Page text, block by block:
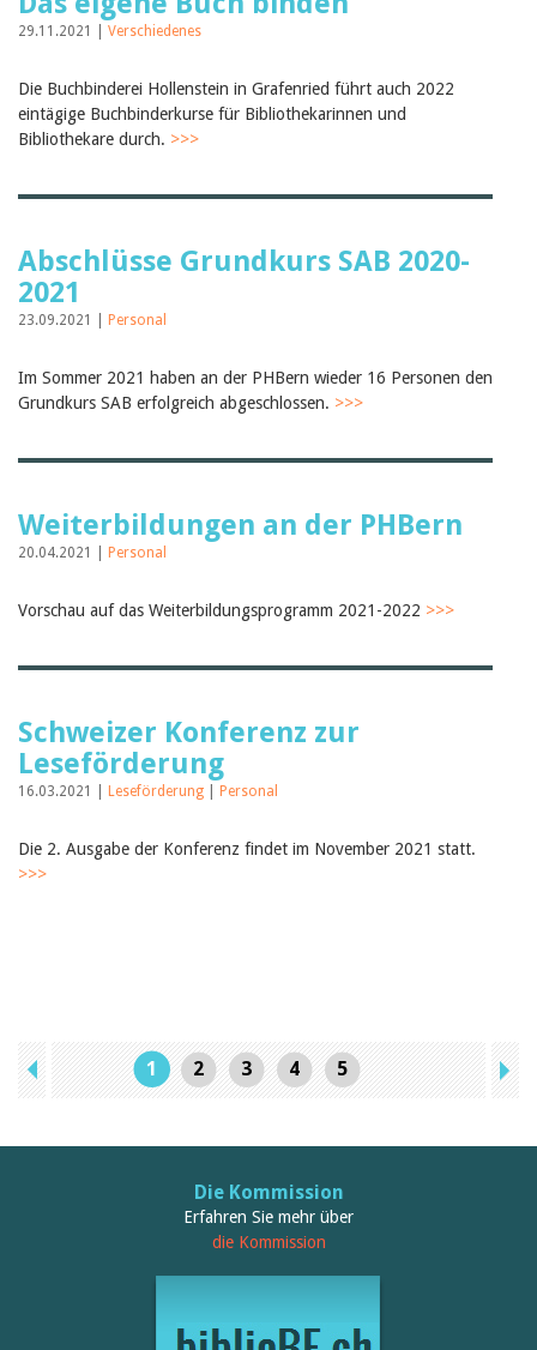
29.11.2021 | Verschiedenes
Die Buchbinderei Hollenstein in Grafenried führt auch 2022
eintägige Buchbinderkurse für Bibliothekarinnen und
Bibliothekare durch. >>>
Abschlüsse Grundkurs SAB 2020-
2021
23.09.2021 | Personal
Im Sommer 2021 haben an der PHBern wieder 16 Personen den
Grundkurs SAB erfolgreich abgeschlossen. >>>
Weiterbildungen an der PHBern
20.04.2021 | Personal
Vorschau auf das Weiterbildungsprogramm 2021-2022 >>>
Schweizer Konferenz zur
Leseförderung
16.03.2021 | Leseförderung Personal
Die 2. Ausgabe der Konferenz findet im November 2021 statt.
>>>
1 2 3 4 5
Die Kommission
Erfahren Sie mehr über
die Kommission